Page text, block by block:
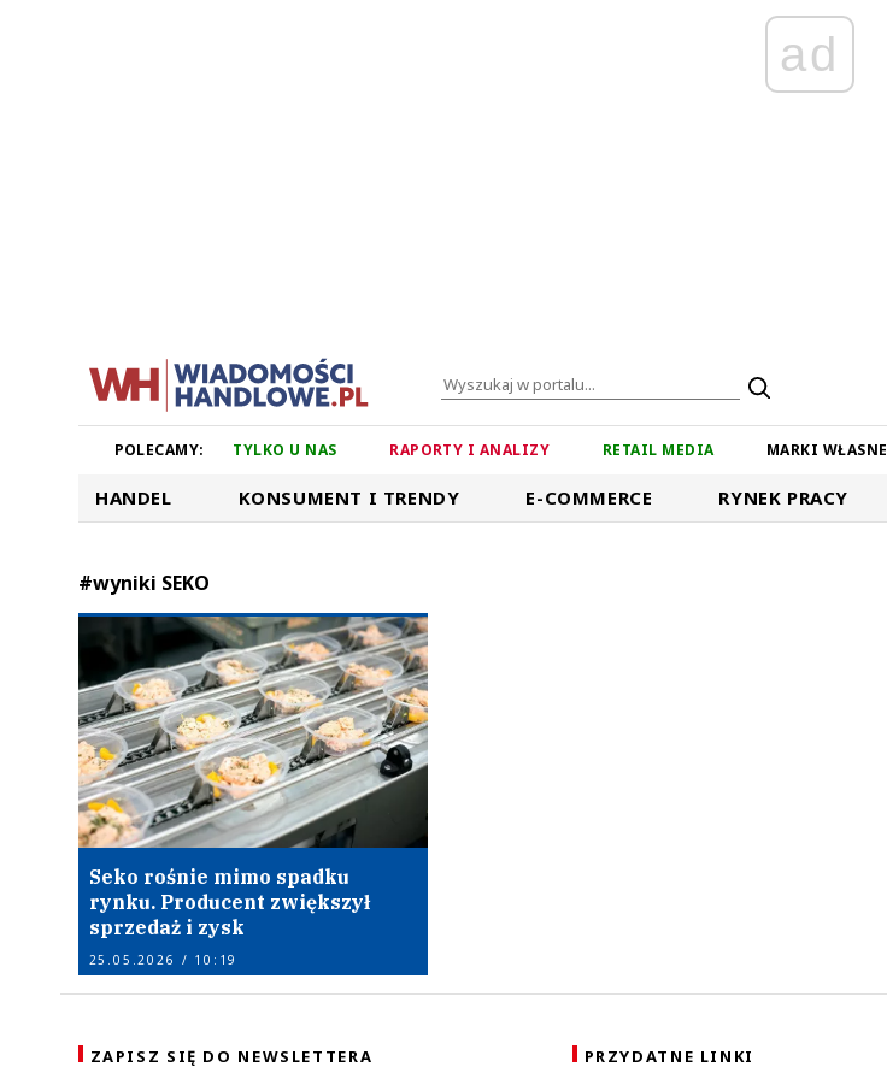
ad
POLECAMY: TYLKO U NAS RAPORTY I ANALIZY RETAIL MEDIA MARKI WŁASNE
HANDEL KONSUMENT I TRENDY E-COMMERCE RYNEK PRACY
#wyniki SEKO
Seko rośnie mimo spadku
rynku. Producent zwiększył
sprzedaż i zysk
25.05.2026 / 10:19
ZAPISZ SIĘ DO NEWSLETTERA PRZYDATNE LINKI